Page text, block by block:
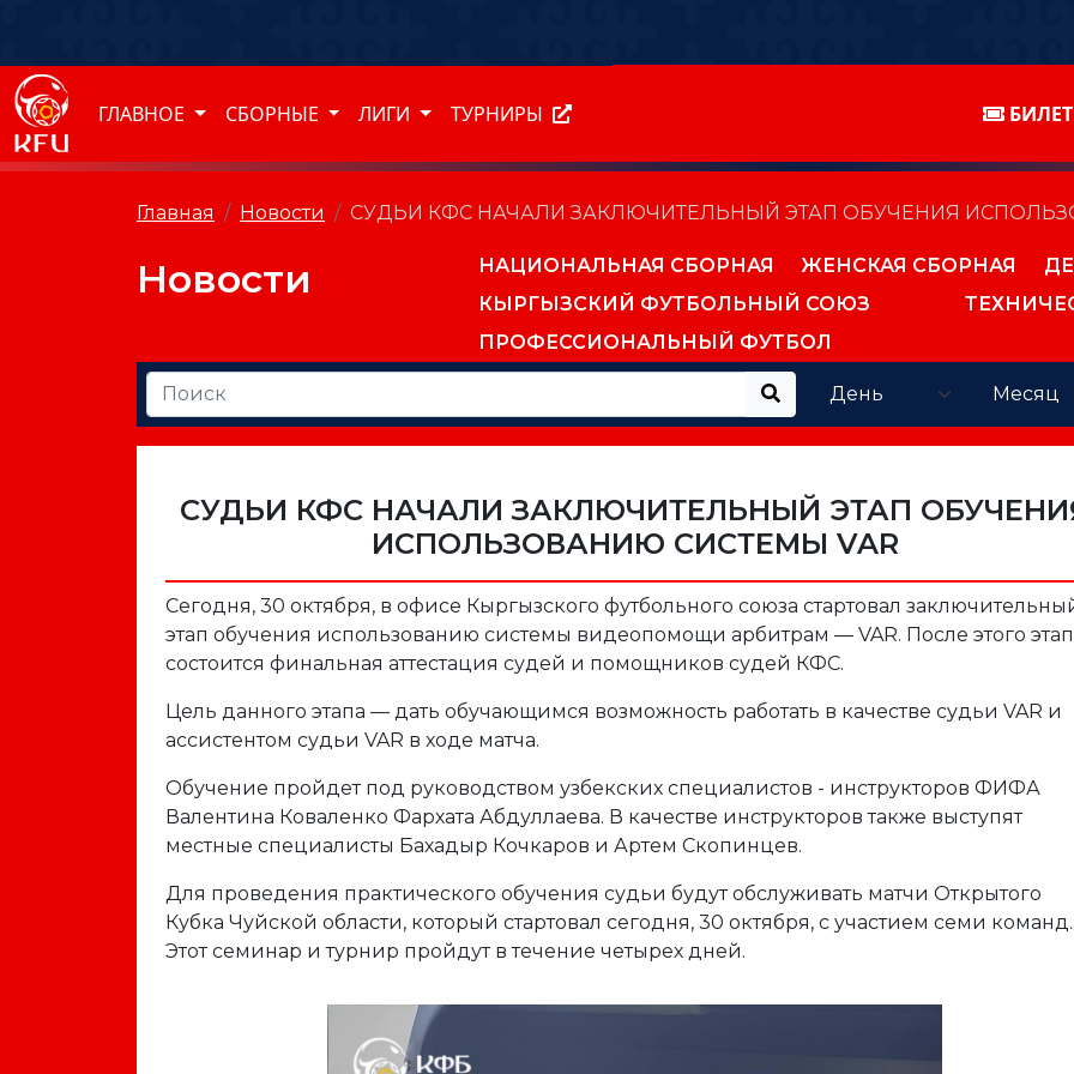
ГЛАВНОЕ СБОРНЫЕ ЛИГИ ТУРНИРЫ
Главная Новости СУДЬИ КФС НАЧАЛИ ЗАКЛЮЧИТЕЛЬНЫЙ ЭТАП ОБУЧЕНИЯ
Новости НАЦИОНАЛЬНАЯ СБОРНАЯ ЖЕНСКАЯ СБОРНАЯ
КЫРГЫЗСКИЙ ФУТБОЛЬНЫЙ СОЮЗ
ПРОФЕССИОНАЛЬНЫЙ ФУТБОЛ
СУДЬИ КФС НАЧАЛИ ЗАКЛЮЧИТЕЛЬНЫЙ ЭТАП
ИСПОЛЬЗОВАНИЮ СИСТЕМЫ VAR
Сегодня, 30 октября, в офисе Кыргызского футбольного союза стартовал
этап обучения использованию системы видеопомощи арбитрам — VAR. После этого
состоится финальная аттестация судей и помощников судей КФС.
Цель данного этапа — дать обучающимся возможность работать в качестве судьи VAR и
ассистентом судьи VAR в ходе матча.
Обучение пройдет под руководством узбекских специалистов - инструкторов ФИФА
Валентина Коваленко Фархата Абдуллаева. В качестве инструкторов также выступят
местные специалисты Бахадыр Кочкаров и Артем Скопинцев.
Для проведения практического обучения судьи будут обслуживать матчи Открытого
Кубка Чуйской области, который стартовал сегодня, 30 октября, с участием семи команд.
Этот семинар и турнир пройдут в течение четырех дней.